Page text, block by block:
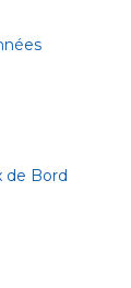
de Bord